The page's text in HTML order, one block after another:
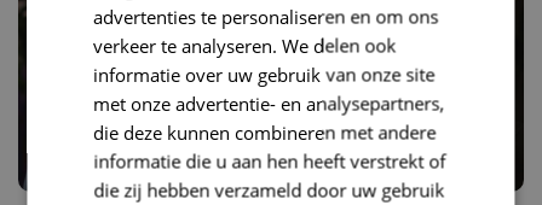
advertenties te personaliseren en om ons
verkeer te analyseren. We delen ook
informatie over uw gebruik van onze site
met onze advertentie- en analysepartners,
die deze kunnen combineren met andere
informatie die u aan hen heeft verstrekt of
die zij hebben verzameld door uw gebruik